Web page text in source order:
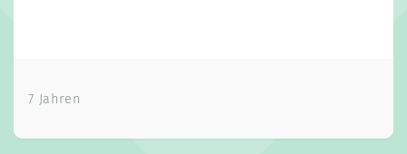
7 Jahren